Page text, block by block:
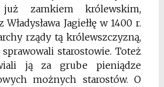
już zamkiem królewskim,
Jagiełłę w 1400 r.
rządy tą królewszczyzną,
starostowie. Toteż
ją za grube pieniądze
możnych starostów. O